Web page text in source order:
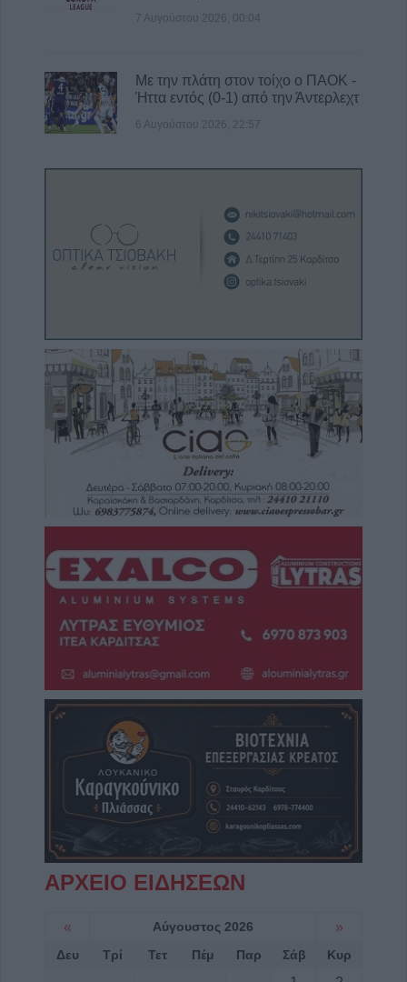
7 Αυγούστου 2026, 00:04
Με την πλάτη στον τοίχο ο ΠΑΟΚ -
Ήττα εντός (0-1) από την Άντερλεχτ
6 Αυγούστου 2026, 22:57
ΑΡΧΕΙΟ ΕΙΔΗΣΕΩΝ
« Αύγουστος 2026 »
Δευ Τρί Τετ Πέμ Παρ Σάβ Κυρ